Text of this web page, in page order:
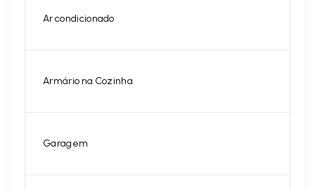
Ar condicionado
Armário na Cozinha
Garagem